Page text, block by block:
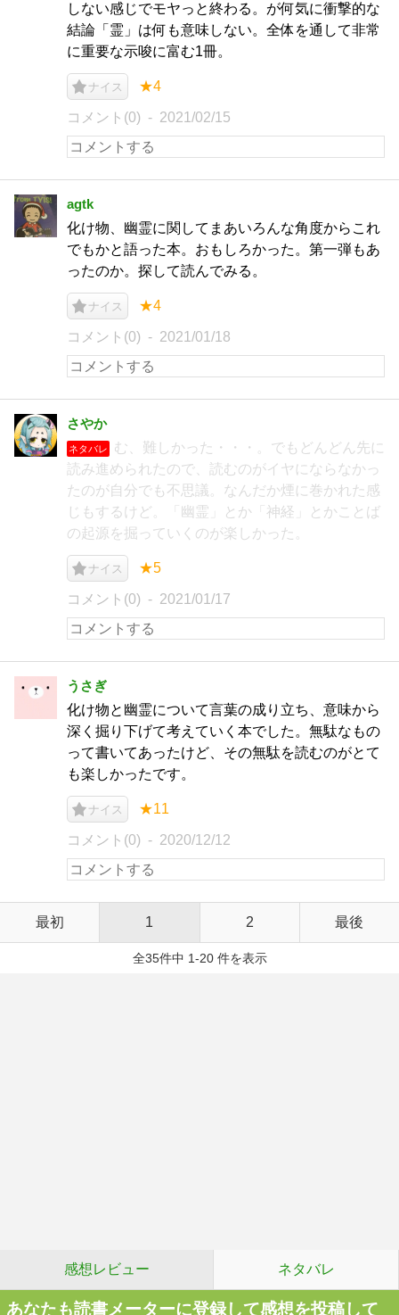
しない感じでモヤっと終わる。が何気に衝撃的な
結論「霊」は何も意味しない。全体を通して非常
に重要な示唆に富む1冊。
ナイス ★4
コメント(0) 2021/02/15
agtk
化け物、幽霊に関してまあいろんな角度からこれ
でもかと語った本。おもしろかった。第一弾もあ
ったのか。探して読んでみる。
ナイス ★4
コメント(0) 2021/01/18
さやか
ネタバレ
む、難しかった・・・。でもどんどん先に
読み進められたので、読むのがイヤにならなかっ
たのが自分でも不思議。なんだか煙に巻かれた感
じもするけど。「幽霊」とか「神経」とかことば
の起源を掘っていくのが楽しかった。
ナイス ★5
コメント(0) 2021/01/17
うさぎ
化け物と幽霊について言葉の成り立ち、意味から
深く掘り下げて考えていく本でした。無駄なもの
って書いてあったけど、その無駄を読むのがとて
も楽しかったです。
ナイス ★11
コメント(0) 2020/12/12
最初 1 2 最後
全35件中 1-20 件を表示
感想レビュー ネタバレ
あなたも読書メーターに登録して感想を投稿して